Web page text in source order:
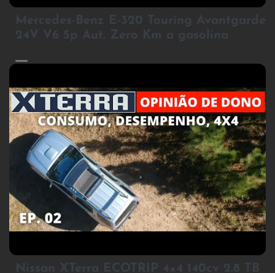
2
Mercedes-Benz E-320 Touring Avantgarde
24V V6 5p Aut. Zero Km a gasolina
3
Nissan XTerra ECOTRIP 4×4 140cv 2.8 TB